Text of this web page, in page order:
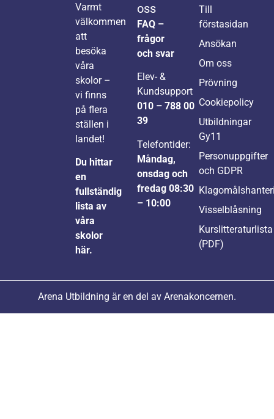
Varmt
välkommen
att
besöka
våra
skolor –
vi finns
på flera
ställen i
landet!
Du hittar
en
fullständig
lista av
våra
skolor
här.
oss
FAQ –
frågor
och svar
Elev- &
Kundsupport
010 – 788 00
39
Telefontider:
Måndag,
onsdag och
fredag 08:30
– 10:00
Till
förstasidan
Ansökan
Om oss
Prövning
Cookiepolicy
Utbildningar
Gy11
Personuppgifter
och GDPR
Visselblåsning
Kurslitteraturlista
(PDF)
Arena Utbildning är en del av Arenakoncernen.